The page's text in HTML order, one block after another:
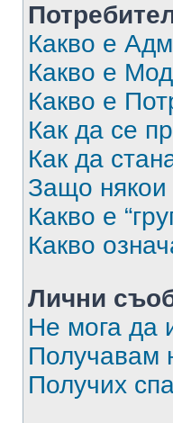
Какво е
Какво е
Какво е
Как да се
Как да
Защо някои
Какво е
Какво
Лични
Не мога да
Получавам
Получих